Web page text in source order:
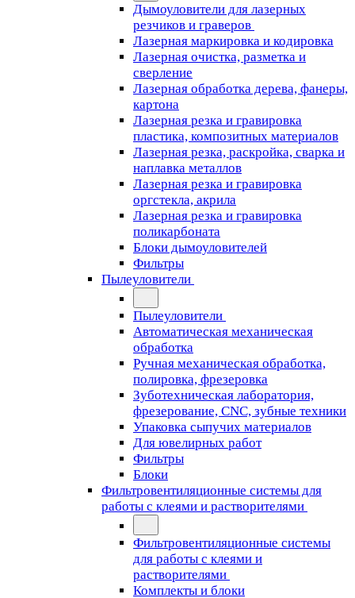
Дымоуловители для лазерных
резчиков и граверов
Лазерная маркировка и кодировка
Лазерная очистка, разметка и
сверление
Лазерная обработка дерева, фанеры,
картона
Лазерная резка и гравировка
пластика, композитных материалов
Лазерная резка, раскройка, сварка и
наплавка металлов
Лазерная резка и гравировка
оргстекла, акрила
Лазерная резка и гравировка
поликарбоната
Блоки дымоуловителей
Фильтры
Пылеуловители
Пылеуловители
Автоматическая механическая
обработка
Ручная механическая обработка,
полировка, фрезеровка
Зуботехническая лаборатория,
фрезерование, CNC, зубные техники
Упаковка сыпучих материалов
Для ювелирных работ
Фильтры
Блоки
Фильтровентиляционные системы для
работы с клеями и растворителями
Фильтровентиляционные системы
для работы с клеями и
растворителями
Комплекты и блоки